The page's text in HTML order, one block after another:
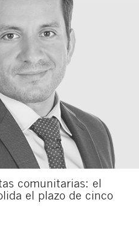
comunitarias: el
el plazo de cinco